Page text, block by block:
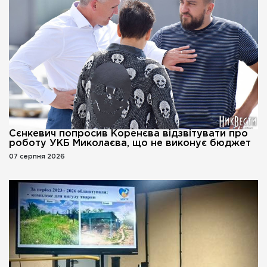
Сєнкевич попросив Коренєва відзвітувати про
роботу УКБ Миколаєва, що не виконує бюджет
07 серпня 2026